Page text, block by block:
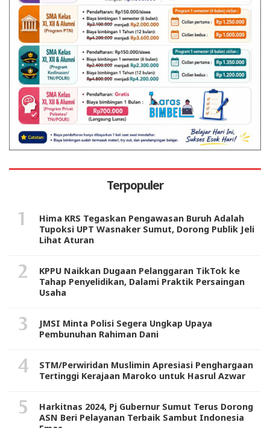
Terpopuler
Hima KRS Tegaskan Pengawasan Buruh Adalah
Tupoksi UPT Wasnaker Sumut, Dorong Publik Jeli
Lihat Aturan
KPPU Naikkan Dugaan Pelanggaran TikTok ke
Tahap Penyelidikan, Dalami Praktik Persaingan
Usaha
JMSI Minta Polisi Segera Ungkap Upaya
Pembunuhan Rahiman Dani
STM/Perwiridan Muslimin Apresiasi Penghargaan
Tertinggi Kerajaan Maroko untuk Hasrul Azwar
Harkitnas 2024, Pj Gubernur Sumut Terus Dorong
ASN Beri Pelayanan Terbaik Sambut Indonesia